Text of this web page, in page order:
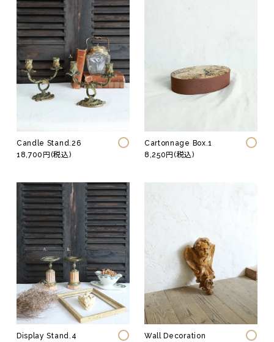
Fashion
ジュエリー
ウェア
Vintage
テーブル
イス
ファニチャー
Candle Stand.26
18,700円(税込)
Cartonnage Box.1
8,250円(税込)
Display Stand.4
Wall Decoration